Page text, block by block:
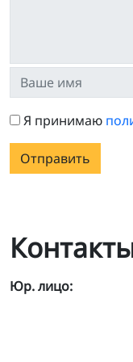
Я принимаю
Отправить
Юр. лицо: